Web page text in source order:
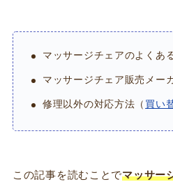
マッサージチェアのよくあ
マッサージチェア販売メー
修理以外の対応方法（ 買い
この記事を読むことでマッサー